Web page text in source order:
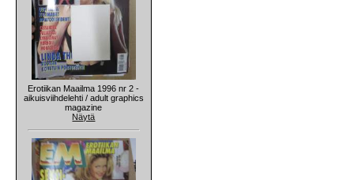
Erotiikan Maailma 1996 nr 2 -
aikuisviihdelehti / adult graphics
magazine
Näytä